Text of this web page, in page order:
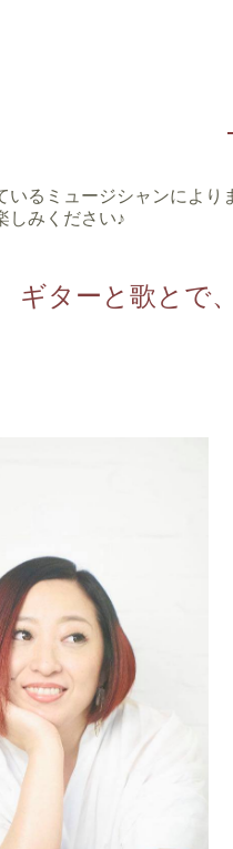
るミュージシャンによ
しみください♪
ギターと歌とで